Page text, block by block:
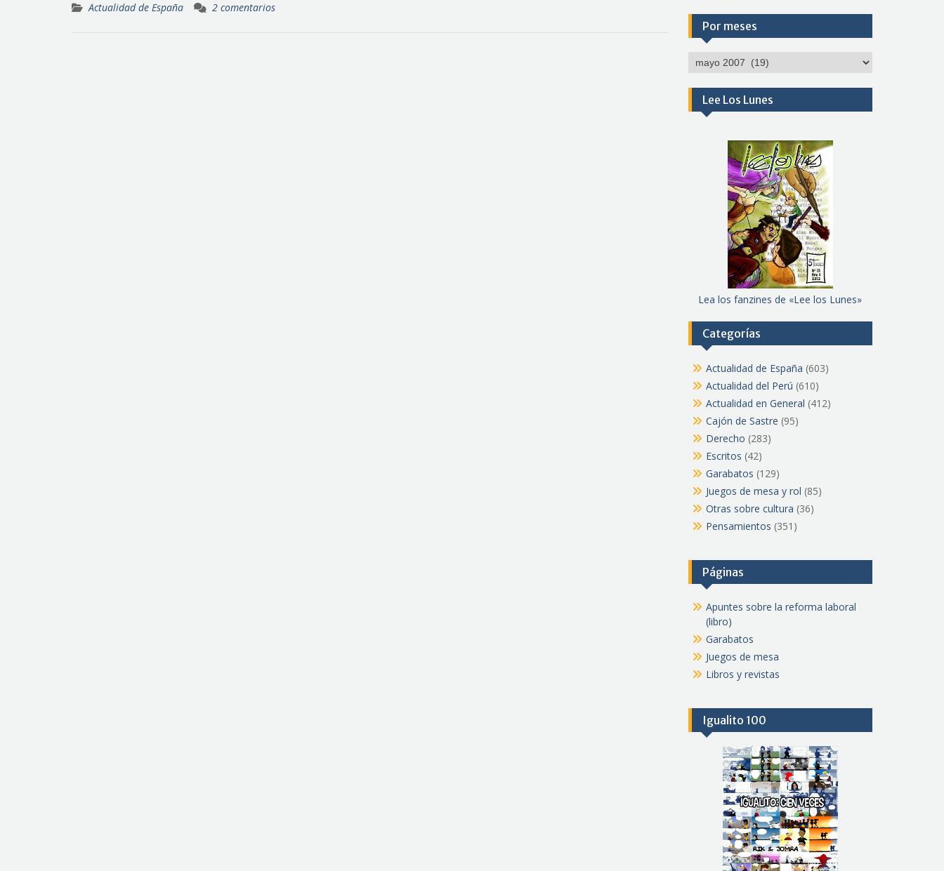
Actualidad de España 2 comentarios
Por meses
Por
Lee Los Lunes
Lea los fanzines de «Lee los Lunes»
Categorías
Actualidad de España (603)
Actualidad del Perú (610)
Actualidad en General (412)
Cajón de Sastre (95)
Derecho (283)
Escritos (42)
Garabatos (129)
Juegos de mesa y rol (85)
Otras sobre cultura (36)
Pensamientos (351)
Páginas
Apuntes sobre la reforma laboral
(libro)
Garabatos
Juegos de mesa
Libros y revistas
Igualito 100